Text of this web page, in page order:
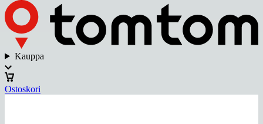
Kauppa
Ostoskori